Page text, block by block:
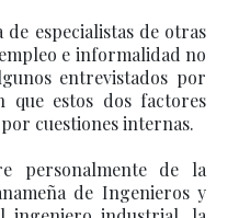
de especialistas de otras
e informalidad no
entrevistados por
que estos dos factores
cuestiones internas.
personalmente de la
de Ingenieros y